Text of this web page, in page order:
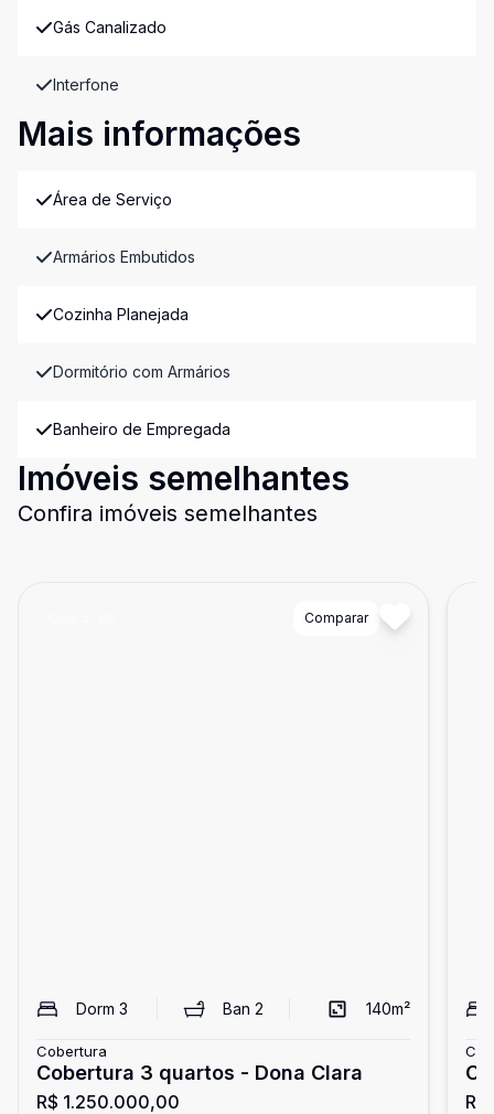
Gás Canalizado
Interfone
Mais informações
Área de Serviço
Armários Embutidos
Cozinha Planejada
Dormitório com Armários
Banheiro de Empregada
Imóveis semelhantes
Confira imóveis semelhantes
Comparar
Dorm 3 Ban2 140m²
Cobertura
Cobertura 3 quartos - Dona Clara
R$ 1.250.000,00